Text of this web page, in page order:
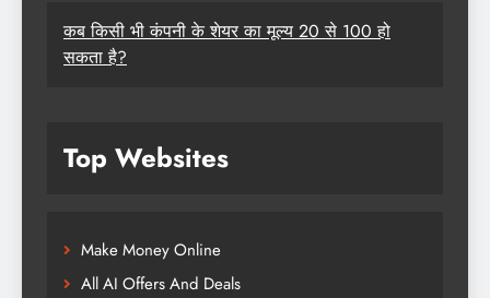
कब किसी भी कंपनी के शेयर का मूल्य 20 से 100 हो
सकता है?
Top Websites
Make Money Online
All AI Offers And Deals